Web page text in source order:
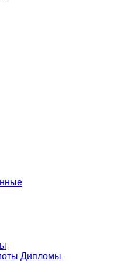
Дипломы